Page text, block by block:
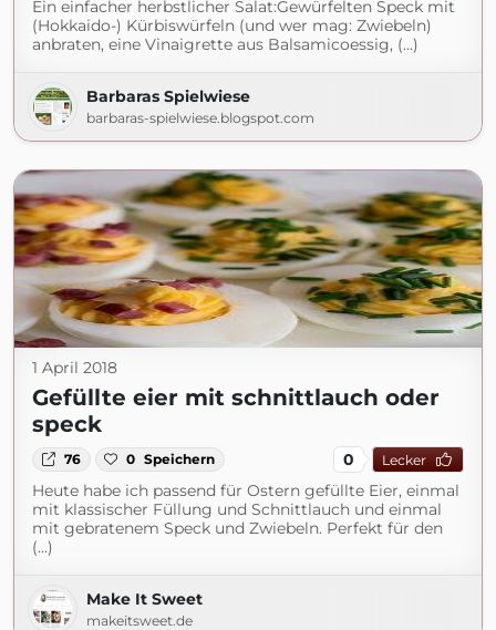
Ein einfacher herbstlicher Salat:Gewürfelten Speck mit
(Hokkaido-) Kürbiswürfeln (und wer mag: Zwiebeln)
anbraten, eine Vinaigrette aus Balsamicoessig, (...)
Barbaras Spielwiese
barbaras-spielwiese.blogspot.com
1 April 2018
Gefüllte eier mit schnittlauch oder
speck
76 0 Speichern 0 Lecker
Heute habe ich passend für Ostern gefüllte Eier, einmal
mit klassischer Füllung und Schnittlauch und einmal
mit gebratenem Speck und Zwiebeln. Perfekt für den
(...)
Make It Sweet
makeitsweet.de